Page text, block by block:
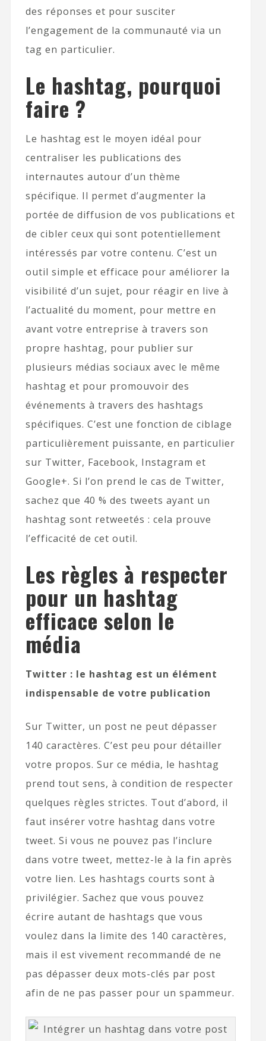
des réponses et pour susciter
l’engagement de la communauté via un
tag en particulier.
Le hashtag, pourquoi
faire ?
Le hashtag est le moyen idéal pour
centraliser les publications des
internautes autour d’un thème
spécifique. Il permet d’augmenter la
portée de diffusion de vos publications et
de cibler ceux qui sont potentiellement
intéressés par votre contenu. C’est un
outil simple et efficace pour améliorer la
visibilité d’un sujet, pour réagir en live à
l’actualité du moment, pour mettre en
avant votre entreprise à travers son
propre hashtag, pour publier sur
plusieurs médias sociaux avec le même
hashtag et pour promouvoir des
événements à travers des hashtags
spécifiques. C’est une fonction de ciblage
particulièrement puissante, en particulier
sur Twitter, Facebook, Instagram et
Google+. Si l’on prend le cas de Twitter,
sachez que 40 % des tweets ayant un
hashtag sont retweetés : cela prouve
l’efficacité de cet outil.
Les règles à respecter
pour un hashtag
efficace selon le
média
Twitter : le hashtag est un élément
indispensable de votre publication
Sur Twitter, un post ne peut dépasser
140 caractères. C’est peu pour détailler
votre propos. Sur ce média, le hashtag
prend tout sens, à condition de respecter
quelques règles strictes. Tout d’abord, il
faut insérer votre hashtag dans votre
tweet. Si vous ne pouvez pas l’inclure
dans votre tweet, mettez-le à la fin après
votre lien. Les hashtags courts sont à
privilégier. Sachez que vous pouvez
écrire autant de hashtags que vous
voulez dans la limite des 140 caractères,
mais il est vivement recommandé de ne
pas dépasser deux mots-clés par post
afin de ne pas passer pour un spammeur.